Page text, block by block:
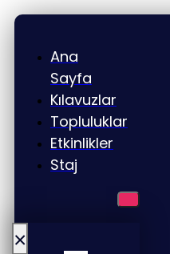
Ana
Sayfa
Kılavuzlar
Topluluklar
Etkinlikler
Staj
×